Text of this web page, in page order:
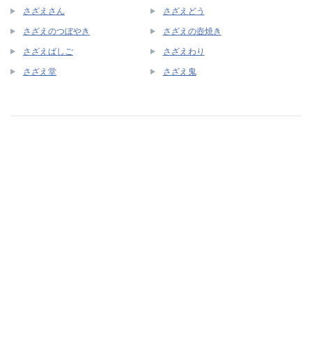
さざえさん さざえどう
さざえのつぼやき さざえの壺焼き
さざえばしご さざえわり
さざえ堂 さざえ鬼